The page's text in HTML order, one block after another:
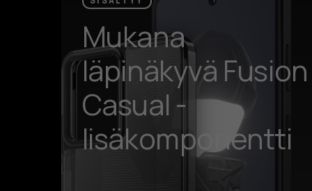
Mukana
läpinäkyvä Fusion
Casual -
lisäkomponentti